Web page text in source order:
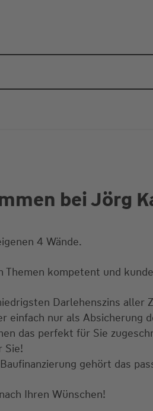
bei Jörg
4 Wände.
Themen kompetent und
Darlehenszins aller
einfach nur als Absicherung
das perfekt für Sie
Sie!
gehört das
Ihren Wünschen!